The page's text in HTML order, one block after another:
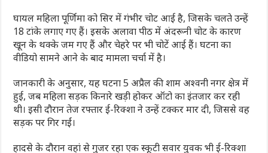
घायल महिला पूर्णिमा को सिर में गंभीर चोट आई है, जिसके चलते उन्हें
18 टांके लगाए गए हैं। इसके अलावा पीठ में अंदरूनी चोट के कारण
खून के थक्के जम गए हैं और चेहरे पर भी चोटें आई हैं। घटना का
वीडियो सामने आने के बाद मामला चर्चा में है।
जानकारी के अनुसार, यह घटना 5 अप्रैल की शाम अश्वनी नगर क्षेत्र में
हुई, जब महिला सड़क किनारे खड़ी होकर ऑटो का इंतजार कर रही
थी। इसी दौरान तेज रफ्तार ई-रिक्शा ने उन्हें टक्कर मार दी, जिससे वह
सड़क पर गिर गईं।
हादसे के दौरान वहां से गुजर रहा एक स्कूटी सवार युवक भी ई-रिक्शा